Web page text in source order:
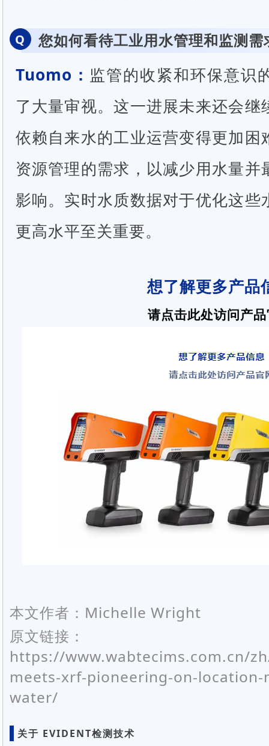
Q 您如何看待工业用水管理和监测
Tuomo： 监管的收紧和环保意识
了大量审视。这一进展未来还会
依赖自来水的工业运营变得更加困
资源管理的需求，以减少用水量
影响。实时水质数据对于优化这
更高水平至关重要。
想了解更多产品
请点击此处访问产
本文作者：Michelle Wright
原文链接：
https://www.wabtecims.com.cn/
meets-xrf-pioneering-on-location-
water/
关于 EVIDENT检测技术